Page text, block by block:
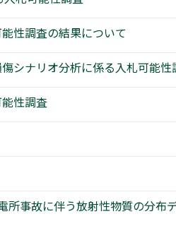
性調査の結果について
シナリオ分析に係る入札可能性
性調査
事故に伴う放射性物質の分布